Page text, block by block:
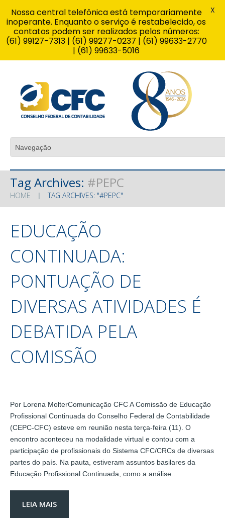
Tag Archives: #PEPC
HOME TAG ARCHIVES: "#PEPC"
EDUCAÇÃO
CONTINUADA:
PONTUAÇÃO DE
DIVERSAS ATIVIDADES É
DEBATIDA PELA
COMISSÃO
Por Lorena MolterComunicação CFC A Comissão de Educação
Profissional Continuada do Conselho Federal de Contabilidade
(CEPC-CFC) esteve em reunião nesta terça-feira (11). O
encontro aconteceu na modalidade virtual e contou com a
participação de profissionais do Sistema CFC/CRCs de diversas
partes do país. Na pauta, estiveram assuntos basilares da
Educação Profissional Continuada, como a análise…
LEIA MAIS
Nossa central telefônica está temporariamente
inoperante. Enquanto o serviço é restabelecido, os
contatos podem ser realizados pelos números:
(61) 99127-7313 | (61) 99277-0237 | (61) 99633-2770
| (61) 99633-5016
X